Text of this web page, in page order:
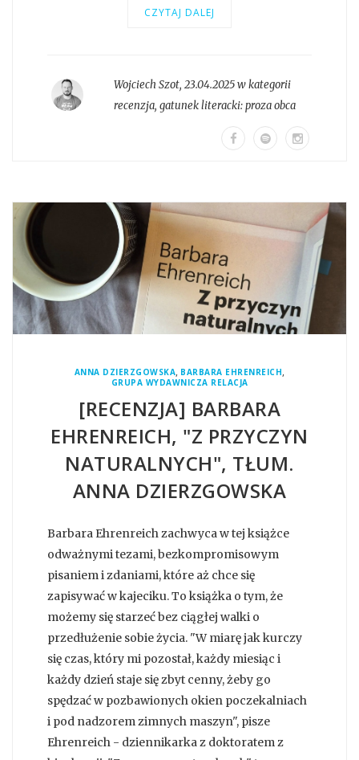
CZYTAJ DALEJ
Wojciech Szot, 23.04.2025 w kategorii
recenzja, gatunek literacki:proza obca
ANNA DZIERZGOWSKA, BARBARA EHRENREICH,
GRUPA WYDAWNICZA RELACJA
[RECENZJA] BARBARA
EHRENREICH, "Z PRZYCZYN
NATURALNYCH", TŁUM.
ANNA DZIERZGOWSKA
Barbara Ehrenreich zachwyca w tej książce
odważnymi tezami, bezkompromisowym
pisaniem i zdaniami, które aż chce się
zapisywać w kajeciku. To książka o tym, że
możemy się starzeć bez ciągłej walki o
przedłużenie sobie życia. "W miarę jak kurczy
się czas, który mi pozostał, każdy miesiąc i
każdy dzień staje się zbyt cenny, żeby go
spędzać w pozbawionych okien poczekalniach
i pod nadzorem zimnych maszyn", pisze
Ehrenreich - dziennikarka z doktoratem z